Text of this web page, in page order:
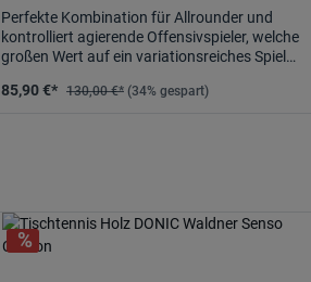
Perfekte Kombination für Allrounder und
kontrolliert agierende Offensivspieler, welche
großen Wert auf ein variationsreiches Spiel
85,90 €* 130,00 €* (34% gespart)